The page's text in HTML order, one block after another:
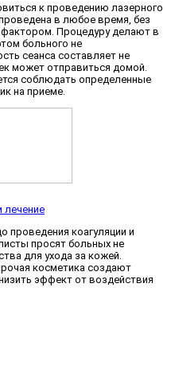
к проведению лазерного
в любое время, без
Процедуру делают в
больного не
сеанса составляет не
может отправиться домой.
соблюдать определенные
на приеме.
лечение
проведения коагуляции и
просят больных не
для ухода за кожей.
косметика создают
эффект от воздействия